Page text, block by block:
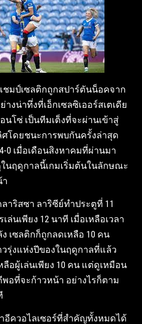
ชมป์เซลติกถูกสปาร์ตันน็อคจาก
งน่าทึ่งที่เอ็กเซลซิเออร์สเตเดีย
โซ่ เป็นทีมเต็งที่จะผ่านเข้าสู่
ศโดยชนะการพบกันครั้งล่าสุด
0 เมื่อเดือนสิงหาคมที่ผ่านมา
นฤดูกาลนี้เกมเริ่มต้นในลักษณะ
า
าริสซา ลาริซีย์ทําประตูที่ 11
ล่นเพียง 12 นาที เมื่อเหลือเวลา
เซลติกก็ถูกลดเหลือ 10 คน
วรุ่งแห่งปีของในฤดูกาลที่แล้ว
อผู้เล่นเพียง 10 คน แต่ดูเหมือน
อที่จะก้าวหน้า อย่างไรก็ตาม
อีควอไลเซอร์ที่สําคัญทั้งหมดได้